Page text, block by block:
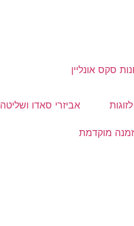
אביזרי סאדו ושליטה
מוקדמת